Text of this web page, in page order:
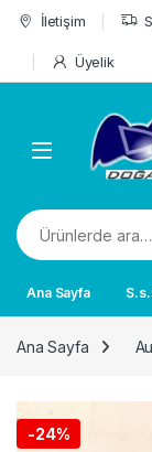
Skip to navigation
Skip to content
İletişim
Üyelik
Ara:
Ana Sayfa
Ana Sayfa
-24%